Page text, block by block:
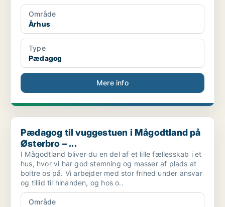
Område
Århus
Type
Pædagog
Mere info
Pædagog til vuggestuen i Mågodtland på Østerbro – ...
Pædagog til vuggestuen i Mågodtland på
Østerbro – ...
I Mågodtland bliver du en del af et lille fællesskab i et
hus, hvor vi har god stemning og masser af plads at
boltre os på. Vi arbejder med stor frihed under ansvar
og tillid til hinanden, og hos o..
Område